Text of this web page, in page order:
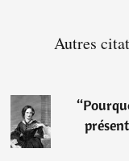
Autres
“